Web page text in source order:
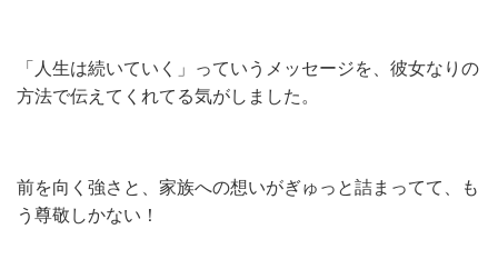
「人生は続いていく」っていうメッセージを、彼女なりの
方法で伝えてくれてる気がしました。
前を向く強さと、家族への想いがぎゅっと詰まってて、も
う尊敬しかない！